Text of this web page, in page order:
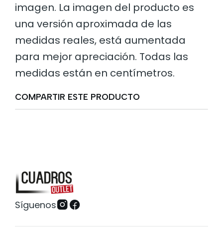
imagen. La imagen del producto es
una versión aproximada de las
medidas reales, está aumentada
para mejor apreciación. Todas las
medidas están en centímetros.
COMPARTIR ESTE PRODUCTO
Síguenos